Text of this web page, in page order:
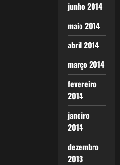
junho 2014
maio 2014
abril 2014
março 2014
fevereiro
2014
janeiro
2014
dezembro
2013